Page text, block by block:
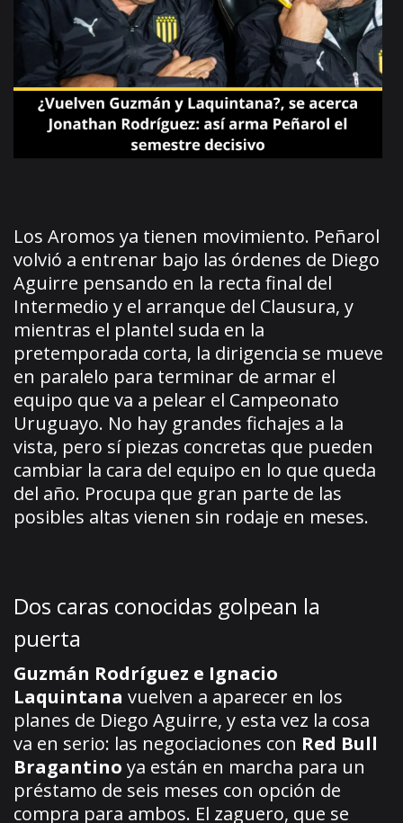
Los Aromos ya tienen movimiento. Peñarol
volvió a entrenar bajo las órdenes de Diego
Aguirre pensando en la recta final del
Intermedio y el arranque del Clausura, y
mientras el plantel suda en la
pretemporada corta, la dirigencia se mueve
en paralelo para terminar de armar el
equipo que va a pelear el Campeonato
Uruguayo. No hay grandes fichajes a la
vista, pero sí piezas concretas que pueden
cambiar la cara del equipo en lo que queda
del año. Procupa que gran parte de las
posibles altas vienen sin rodaje en meses.
Dos caras conocidas golpean la
puerta
Guzmán Rodríguez e Ignacio
Laquintana vuelven a aparecer en los
planes de Diego Aguirre, y esta vez la cosa
va en serio: las negociaciones con Red Bull
Bragantino ya están en marcha para un
préstamo de seis meses con opción de
compra para ambos. El zaguero, que se